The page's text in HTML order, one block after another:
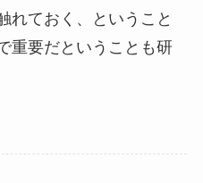
ておく、ということ
重要だということも研